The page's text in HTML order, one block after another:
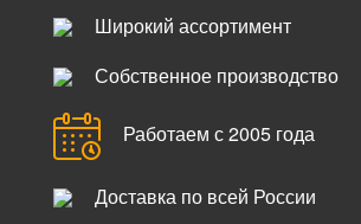
Широкий ассортимент
Собственное производство
Работаем с 2005 года
Доставка по всей России